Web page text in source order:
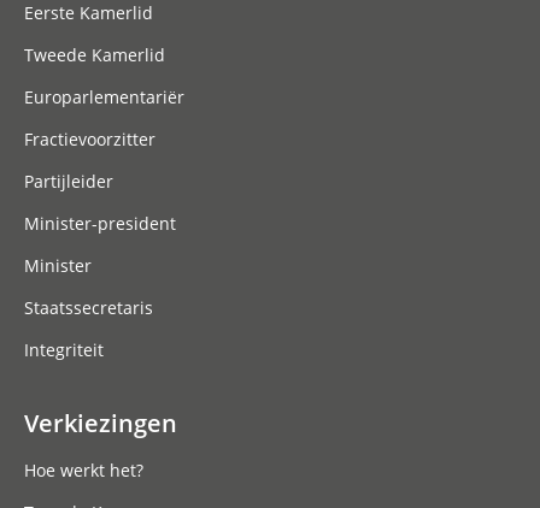
Eerste Kamerlid
Tweede Kamerlid
Europarlementariër
Fractievoorzitter
Partijleider
Minister-president
Minister
Staatssecretaris
Integriteit
Verkiezingen
Hoe werkt het?